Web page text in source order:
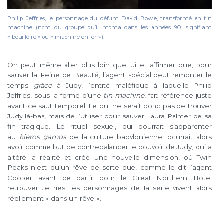
Philip Jeffries, le personnage du défunt David Bowie, transformé en tin
machine (nom du groupe qu’il monta dans les années 90, signifiant
« bouilloire » ou « machine en fer »).
On peut même aller plus loin que lui et affirmer que, pour
sauver la Reine de Beauté, l’agent spécial peut remonter le
temps grâceà Judy, l’entité maléfique à laquelle Philip
Jeffries, sous la forme d’une tin machine, fait référence juste
avant ce saut temporel. Le but ne serait donc pas de trouver
Judy là-bas, mais de l’utiliser pour sauver Laura Palmer de sa
fin tragique. Le rituel sexuel, qui pourrait s’apparenter
au hieros gamos de la culture babylonienne, pourrait alors
avoir comme but de contrebalancer le pouvoir de Judy, qui a
altéré la réalité et créé une nouvelle dimension, où Twin
Peaks n’est qu’un rêve de sorte que, comme le dit l’agent
Cooper avant de partir pour le Great Northern Hotel
retrouver Jeffries, les personnages de la série vivent alors
réellement « dans un rêve ».